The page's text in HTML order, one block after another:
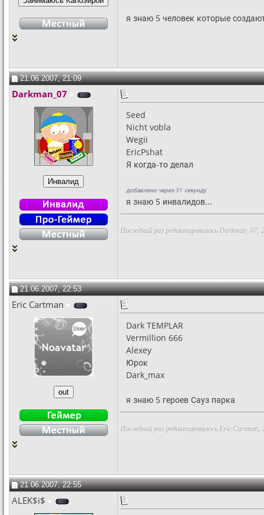
я знаю 5 человек которые
21.06.2007, 21:09
Darkman_07
Seed
Nicht vobla
Wegii
EricPshat
Я когда-то делал
добавлено через 31 секунду
я знаю 5 инвалидов...
Последний раз редактировалось Darkman_07;
21.06.2007, 22:53
Eric Cartman
Dark TEMPLAR
Vermillion 666
Alexey
Юрок
Dark_max
я знаю 5 героев Сауз парка
Последний раз редактировалось Eric Cartman;
21.06.2007, 22:55
ALEK$i$